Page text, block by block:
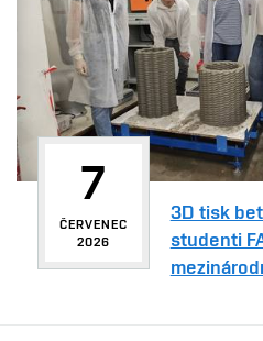
7
ČERVENEC
2026
3D tisk
studenti